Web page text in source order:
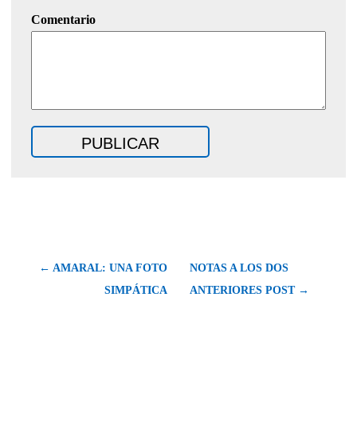
Comentario
← AMARAL: UNA FOTO
SIMPÁTICA
NOTAS A LOS DOS
ANTERIORES POST →